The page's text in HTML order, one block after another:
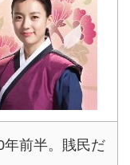
年前半。賎民だ